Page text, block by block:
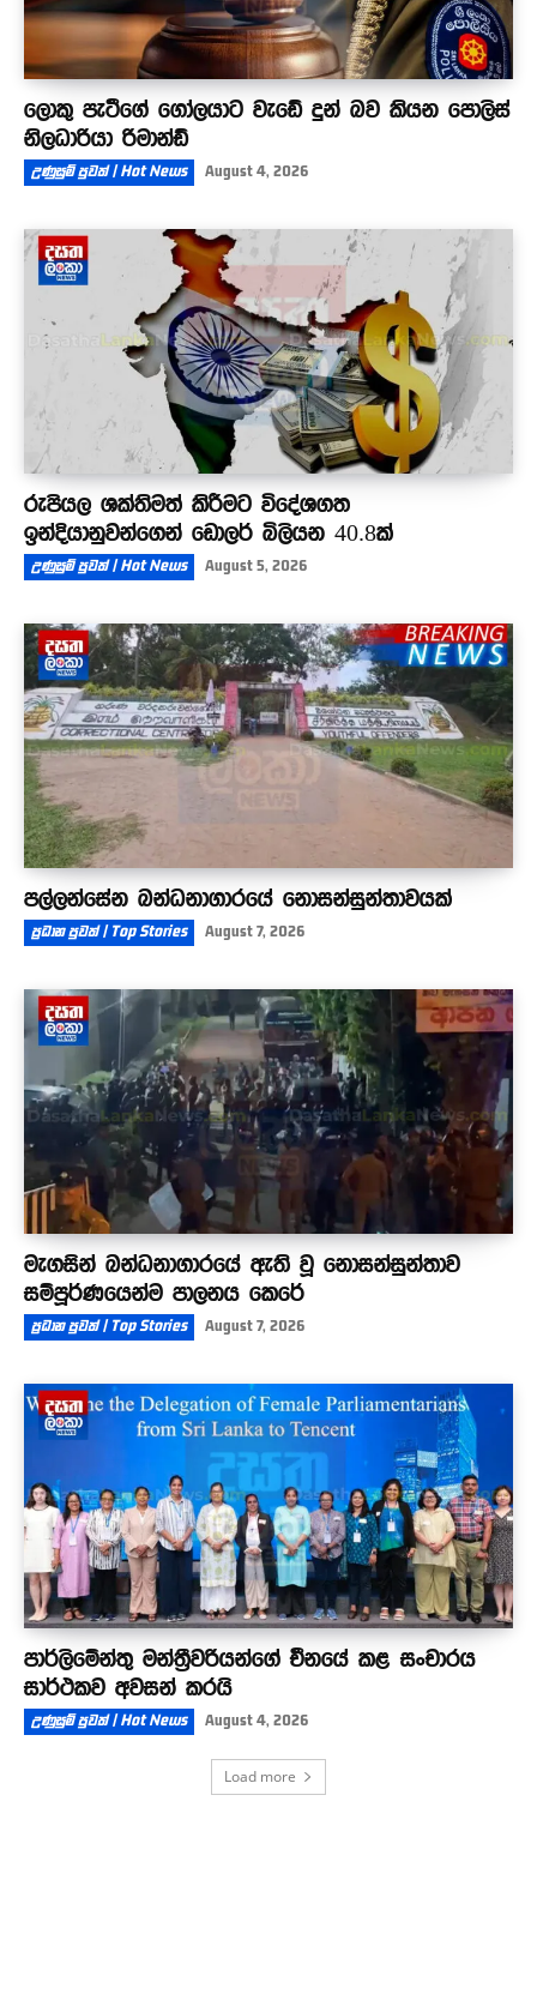
ලොකු පැටීගේ ගෝලයාට වැඩේ දුන් බව කියන පොලිස්
නිලධාරියා රිමාන්ඩ්
උණුසුම් පුවත් | Hot News August 4, 2026
රුපියල ශක්තිමත් කිරීමට විදේශගත
ඉන්දියානුවන්ගෙන් ඩොලර් බිලියන 40.8ක්
උණුසුම් පුවත් | Hot News August 5, 2026
පල්ලන්සේන බන්ධනාගාරයේ නොසන්සුන්තාවයක්
ප්‍රධාන පුවත් | Top Stories August 7, 2026
මැගසින් බන්ධනාගාරයේ ඇති වූ නොසන්සුන්තාව
සම්පූර්ණයෙන්ම පාලනය කෙරේ
ප්‍රධාන පුවත් | Top Stories August 7, 2026
පාර්ලිමේන්තු මන්ත්‍රීවරියන්ගේ චීනයේ කළ සංචාරය
සාර්ථකව අවසන් කරයි
උණුසුම් පුවත් | Hot News August 4, 2026
Load more